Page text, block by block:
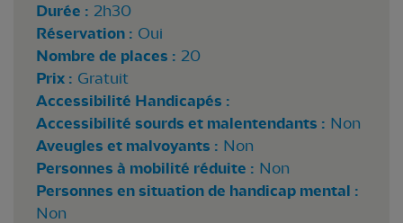
Durée : 2h30
Réservation : Oui
Nombre de places : 20
Prix : Gratuit
Accessibilité Handicapés :
Accessibilité sourds et malentendants : Non
Aveugles et malvoyants : Non
Personnes à mobilité réduite : Non
Personnes en situation de handicap mental :
Non